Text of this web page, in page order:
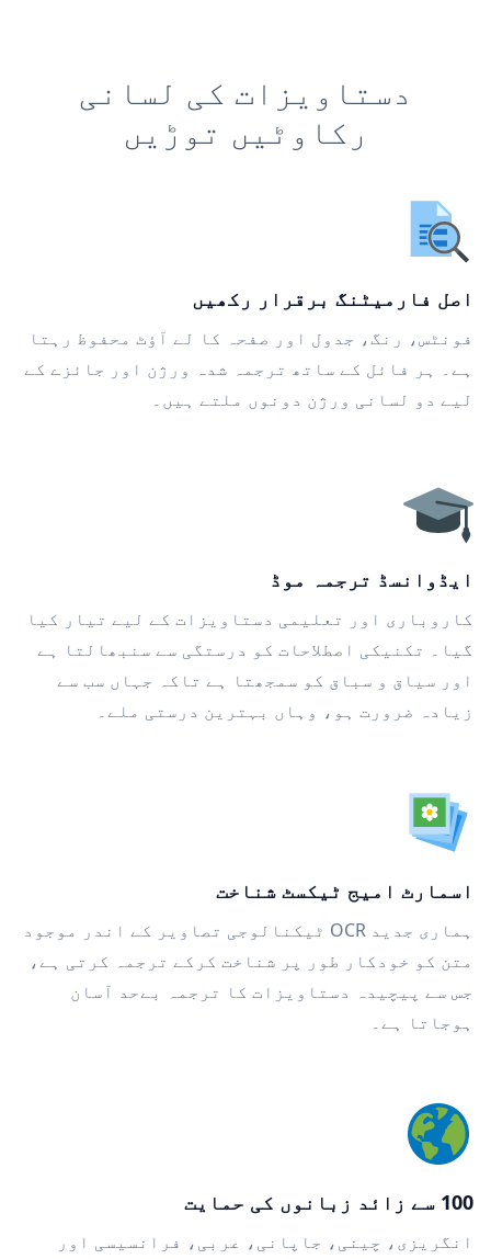
دستاویزات کی لسانی
رکاوٹیں توڑیں
اصل فارمیٹنگ برقرار رکھیں
فونٹس، رنگ، جدول اور صفحہ کا لے آؤٹ محفوظ رہتا
ہے۔ ہر فائل کے ساتھ ترجمہ شدہ ورژن اور جائزے کے
لیے دو لسانی ورژن دونوں ملتے ہیں۔
ایڈوانسڈ ترجمہ موڈ
کاروباری اور تعلیمی دستاویزات کے لیے تیار کیا
گیا۔ تکنیکی اصطلاحات کو درستگی سے سنبھالتا ہے
اور سیاق و سباق کو سمجھتا ہے تاکہ جہاں سب سے
زیادہ ضرورت ہو، وہاں بہترین درستی ملے۔
اسمارٹ امیج ٹیکسٹ شناخت
ہماری جدید OCR ٹیکنالوجی تصاویر کے اندر موجود
متن کو خودکار طور پر شناخت کرکے ترجمہ کرتی ہے،
جس سے پیچیدہ دستاویزات کا ترجمہ بےحد آسان
ہوجاتا ہے۔
100 سے زائد زبانوں کی حمایت
انگریزی، چینی، جاپانی، عربی، فرانسیسی اور